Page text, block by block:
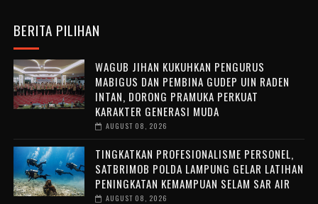
BERITA PILIHAN
WAGUB JIHAN KUKUHKAN PENGURUS
MABIGUS DAN PEMBINA GUDEP UIN RADEN
INTAN, DORONG PRAMUKA PERKUAT
KARAKTER GENERASI MUDA
AUGUST 08, 2026
TINGKATKAN PROFESIONALISME PERSONEL,
SATBRIMOB POLDA LAMPUNG GELAR LATIHAN
PENINGKATAN KEMAMPUAN SELAM SAR AIR
AUGUST 08, 2026